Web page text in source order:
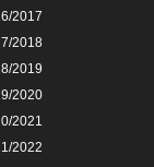
2017
2018
2019
2020
2021
2022